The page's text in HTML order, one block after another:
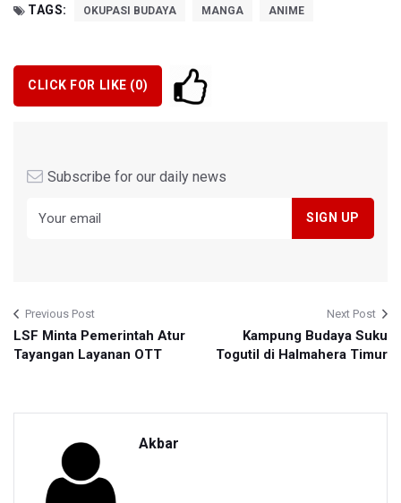
TAGS: OKUPASI BUDAYA MANGA ANIME
CLICK FOR LIKE (0)
Subscribe for our daily news
Previous Post
LSF Minta Pemerintah Atur
Tayangan Layanan OTT
Next Post
Kampung Budaya Suku
Togutil di Halmahera Timur
Akbar